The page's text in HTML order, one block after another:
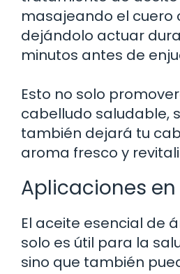
masajeando el cuero
dejándolo actuar
minutos antes de
Esto no solo
cabelludo saludable,
también dejará tu
aroma fresco y
Aplicaciones
El aceite esencial de
solo es útil para la
sino que también